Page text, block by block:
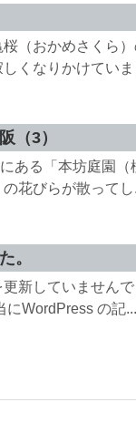
（おかめさくら
くなりかけていま
（3）
ある「本坊庭園
花びらが散ってし
。
新していません
にWordPress の記...